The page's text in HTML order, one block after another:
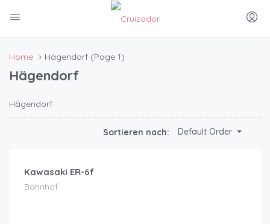
Home Hägendorf (Page 1)
Hägendorf
Hägendorf
Sortieren nach: Default Order
Kawasaki ER-6f
Bahnhof